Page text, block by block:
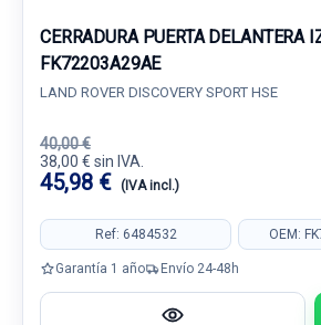
CERRADURA PUERTA DELANTERA
FK72203A29AE
LAND ROVER DISCOVERY SPORT HSE
40,00 €
38,00 € sin IVA.
45,98 € (IVA incl.)
Ref: 6484532 OEM:
Garantía 1 año Envío 24-48h